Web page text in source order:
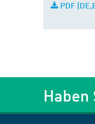
PDF
Haben